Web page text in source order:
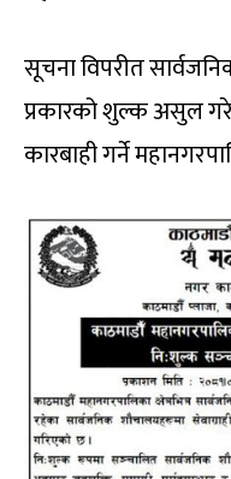
सूचना विपरीत
प्रकारको शुल्क असुल
कारबाही गर्ने